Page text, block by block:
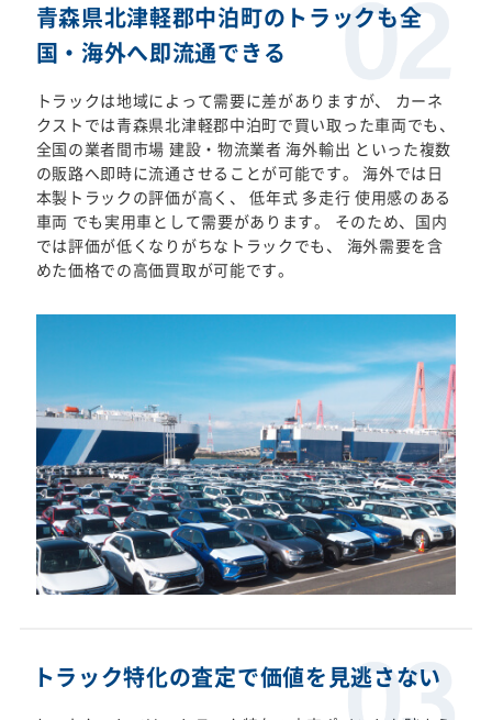
青森県北津軽郡中泊町のトラックも全
国・海外へ即流通できる
トラックは地域によって需要に差がありますが、 カーネ
クストでは青森県北津軽郡中泊町で買い取った車両でも、
全国の業者間市場 建設・物流業者 海外輸出 といった複数
の販路へ即時に流通させることが可能です。 海外では日
本製トラックの評価が高く、 低年式 多走行 使用感のある
車両 でも実用車として需要があります。 そのため、国内
では評価が低くなりがちなトラックでも、 海外需要を含
めた価格での高価買取が可能です。
トラック特化の査定で価値を見逃さない